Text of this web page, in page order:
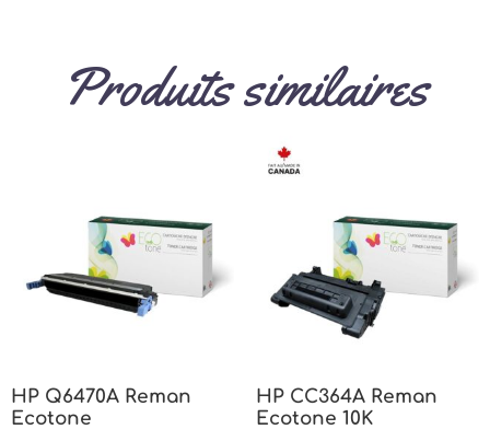
Produits similaires
HP Q6470A Reman
Ecotone
HP CC364A Reman
Ecotone 10K